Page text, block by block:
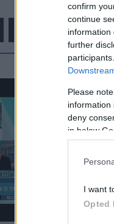
confirm
continue
information
further
Please
information
deny
in below
I want
Opted
«Στην pole
η